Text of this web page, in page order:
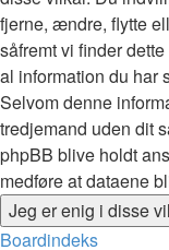
fjerne, ændre, flytte
såfremt vi finder
al information du har
Selvom denne
tredjemand uden dit
phpBB blive holdt
medføre at dataene
Boardindeks